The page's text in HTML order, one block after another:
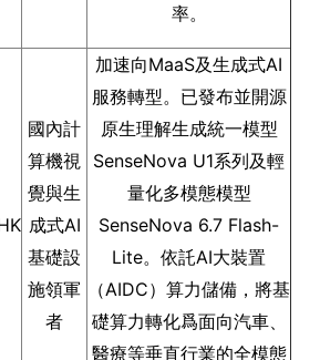
率。
國內計
算機視
覺與生
成式AI
基礎設
施領軍
者
加速向MaaS及生成式AI
服務轉型。已發布並開源
原生理解生成統一模型
SenseNova U1系列及輕
量化多模態模型
SenseNova 6.7 Flash-
Lite。依託AI大裝置
（AIDC）算力儲備，將基
礎算力轉化爲面向汽車、
醫療等垂直行業的全模態